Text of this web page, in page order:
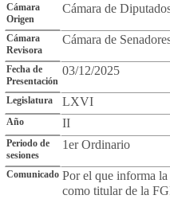
Cámara
Origen
Cámara de
Cámara
Revisora
Cámara de
Fecha de
Presentación
03/12/2025
Legislatura LXVI
Año II
Periodo de
sesiones
1er Ordinario
Comunicado Por el que informa
como titular de la